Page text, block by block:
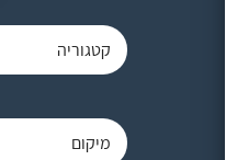
קטגוריה
מיקום